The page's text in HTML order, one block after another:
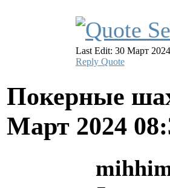
Last Edit: 30 Март
Reply Quote
Покерные
Март 2024